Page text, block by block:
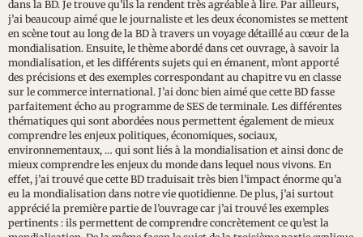
dans la BD. Je trouve qu’ils la rendent très agréable à lire. Par ailleurs,
j’ai beaucoup aimé que le journaliste et les deux économistes se mettent
en scène tout au long de la BD à travers un voyage détaillé au cœur de la
mondialisation. Ensuite, le thème abordé dans cet ouvrage, à savoir la
mondialisation, et les différents sujets qui en émanent, m’ont apporté
des précisions et des exemples correspondant au chapitre vu en classe
sur le commerce international. J’ai donc bien aimé que cette BD fasse
parfaitement écho au programme de SES de terminale. Les différentes
thématiques qui sont abordées nous permettent également de mieux
comprendre les enjeux politiques, économiques, sociaux,
environnementaux, … qui sont liés à la mondialisation et ainsi donc de
mieux comprendre les enjeux du monde dans lequel nous vivons. En
effet, j’ai trouvé que cette BD traduisait très bien l’impact énorme qu’a
eu la mondialisation dans notre vie quotidienne. De plus, j’ai surtout
apprécié la première partie de l’ouvrage car j’ai trouvé les exemples
pertinents : ils permettent de comprendre concrètement ce qu’est la